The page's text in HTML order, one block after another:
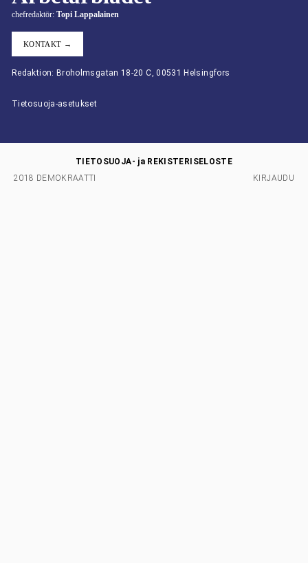
chefredaktör: Topi Lappalainen
KONTAKT →
Redaktion: Broholmsgatan 18-20 C, 00531 Helsingfors
Tietosuoja-asetukset
2018 DEMOKRAATTI
TIETOSUOJA- ja REKISTERISELOSTE
KIRJAUDU